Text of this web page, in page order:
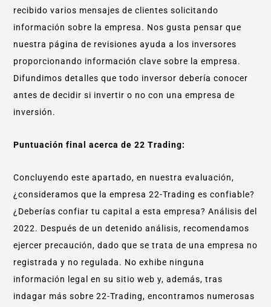
recibido varios mensajes de clientes solicitando
información sobre la empresa. Nos gusta pensar que
nuestra página de revisiones ayuda a los inversores
proporcionando información clave sobre la empresa.
Difundimos detalles que todo inversor debería conocer
antes de decidir si invertir o no con una empresa de
inversión.
Puntuación final acerca de 22 Trading:
Concluyendo este apartado, en nuestra evaluación,
¿consideramos que la empresa 22-Trading es confiable?
¿Deberías confiar tu capital a esta empresa? Análisis del
2022. Después de un detenido análisis, recomendamos
ejercer precaución, dado que se trata de una empresa no
registrada y no regulada. No exhibe ninguna
información legal en su sitio web y, además, tras
indagar más sobre 22-Trading, encontramos numerosas